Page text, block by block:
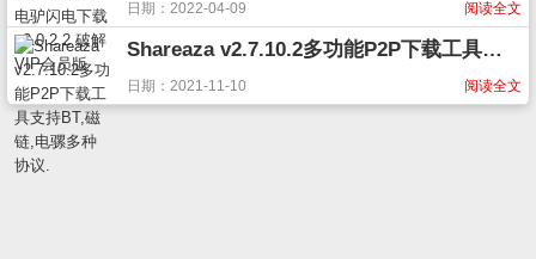
阅读全文
日期：2022-04-09
Shareaza v2.7.10.2多功能P2P下载工具支持BT,磁链,电骡多种协议.
阅读全文
日期：2021-11-10